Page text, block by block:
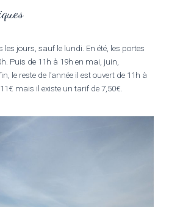
les jours, sauf le lundi. En été, les portes
Puis de 11h à 19h en mai, juin,
le reste de l’année il est ouvert de 11h à
mais il existe un tarif de 7,50€.